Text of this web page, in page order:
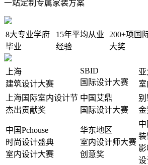
一站定制专属家装方案
8大专业学府
毕业
15年平均从业
经验
200+项 国
大奖
上海
建筑设计大赛
SBID
国际设计大赛
上海国际室内设计节
杰出贡献奖
中国艾鼎
国际设计大赛
别
金
中国Pchouse
时尚设计盛典
室内设计大赛
华东地区
室内设计师大赛
创意奖
装
设